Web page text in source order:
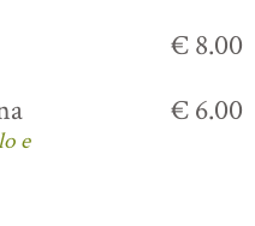
€ 8.00
e
€ 6.00